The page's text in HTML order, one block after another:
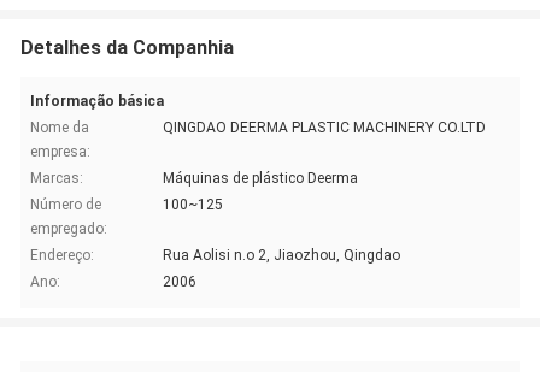
Detalhes da Companhia
Informação básica
Nome da
empresa:
QINGDAO DEERMA PLASTIC MACHINERY CO.LTD
Marcas:
Máquinas de plástico Deerma
Número de
empregado:
100~125
Endereço:
Rua Aolisi n.o 2, Jiaozhou, Qingdao
Ano:
2006